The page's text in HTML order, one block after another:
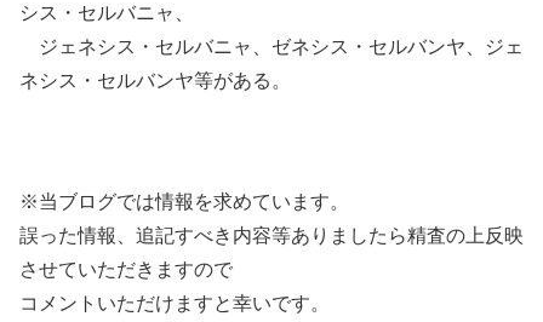
シス・セルバニャ、
ジェネシス・セルバニャ、ゼネシス・セルバンヤ、ジェ
ネシス・セルバンヤ等がある。
※当ブログでは情報を求めています。
誤った情報、追記すべき内容等ありましたら精査の上反映
させていただきますので
コメントいただけますと幸いです。